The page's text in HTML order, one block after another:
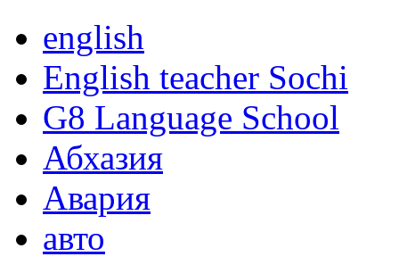
english
English teacher Sochi
G8 Language School
Абхазия
Авария
авто